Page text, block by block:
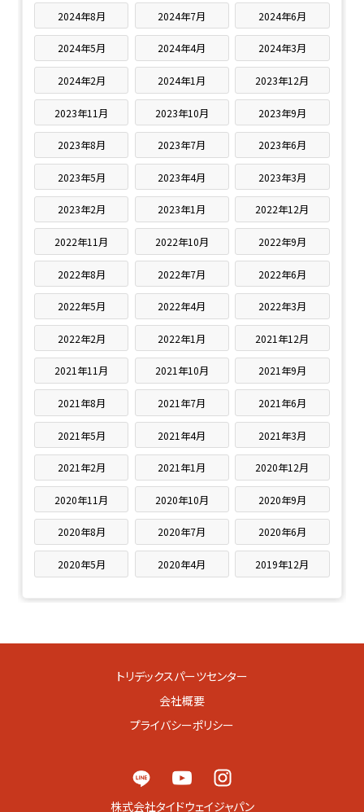
2024年8月 2024年7月 2024年6月
2024年5月 2024年4月 2024年3月
2024年2月 2024年1月 2023年12月
2023年11月 2023年10月 2023年9月
2023年8月 2023年7月 2023年6月
2023年5月 2023年4月 2023年3月
2023年2月 2023年1月 2022年12月
2022年11月 2022年10月 2022年9月
2022年8月 2022年7月 2022年6月
2022年5月 2022年4月 2022年3月
2022年2月 2022年1月 2021年12月
2021年11月 2021年10月 2021年9月
2021年8月 2021年7月 2021年6月
2021年5月 2021年4月 2021年3月
2021年2月 2021年1月 2020年12月
2020年11月 2020年10月 2020年9月
2020年8月 2020年7月 2020年6月
2020年5月 2020年4月 2019年12月
トリデックスパーツセンター
会社概要
プライバシーポリシー
株式会社タイドウェイジャパン